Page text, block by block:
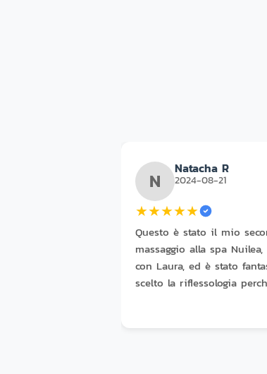
N
Natacha R
2024-08-21
★★★★★
Questo è stato il mio
massaggio alla spa
con Laura, ed è stato
scelto la riflessologia
problemi alla caviglia che